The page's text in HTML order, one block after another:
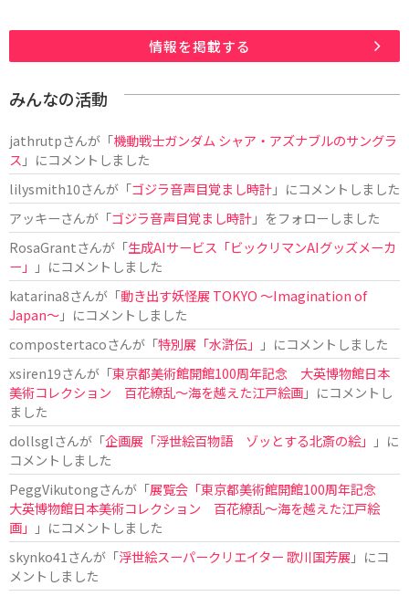
情報を掲載する
みんなの活動
jathrutpさんが「機動戦士ガンダム シャア・アズナブルのサングラ
ス 」にコメントしました
lilysmith10さんが「ゴジラ音声目覚まし時計」にコメントしました
アッキーさんが「ゴジラ音声目覚まし時計」をフォローしました
RosaGrantさんが「生成AIサービス「ビックリマンAIグッズメーカ
ー」
」にコメントしました
katarina8さんが「動き出す妖怪展 TOKYO 〜Imagination of
Japan〜」にコメントしました
compostertacoさんが「特別展「水滸伝」
」にコメントしました
xsiren19さんが「東京都美術館開館100周年記念 大英博物館日本
美術コレクション 百花繚乱～海を越えた江戸絵画」にコメントし
ました
dollsglさんが「企画展「浮世絵百物語 ゾッとする北斎の絵」
」に
コメントしました
PeggVikutongさんが「展覧会「東京都美術館開館100周年記念
大英博物館日本美術コレクション 百花繚乱〜海を越えた江戸絵
画」
」にコメントしました
skynko41さんが「浮世絵スーパークリエイター 歌川国芳展 」にコ
メントしました